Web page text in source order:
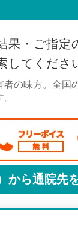
果・ご指定
てくださ
の味方。全国
から通院先